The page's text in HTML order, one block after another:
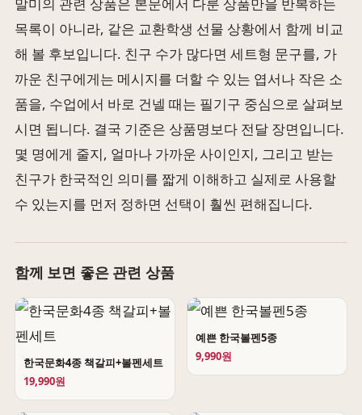
말미의 관련 상품은 본문에서 다룬 상품만을 반복하는
목록이 아니라, 같은 교환학생 선물 상황에서 함께 비교
해 볼 후보입니다. 친구 수가 많다면 세트형 문구를, 가
까운 친구에게는 메시지를 더할 수 있는 엽서나 작은 소
품을, 수업에서 바로 건넬 때는 필기구 중심으로 살펴보
시면 됩니다. 결국 기준은 상품명보다 전달 장면입니다.
몇 명에게 줄지, 얼마나 가까운 사이인지, 그리고 받는
친구가 한국적인 의미를 짧게 이해하고 실제로 사용할
수 있는지를 먼저 정하면 선택이 훨씬 편해집니다.
함께 보면 좋은 관련 상품
한국문화4종 책갈피+볼펜세트
19,990원
예쁜 한국볼펜5종
9,990원